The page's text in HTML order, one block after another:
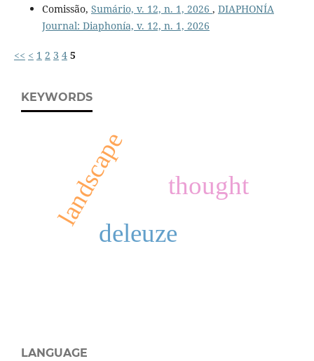
Comissão, Sumário, v. 12, n. 1, 2026 , DIAPHONÍA
Journal: Diaphonía, v. 12, n. 1, 2026
<< < 1 2 3 4 5
KEYWORDS
deleuze
landscape thought
LANGUAGE